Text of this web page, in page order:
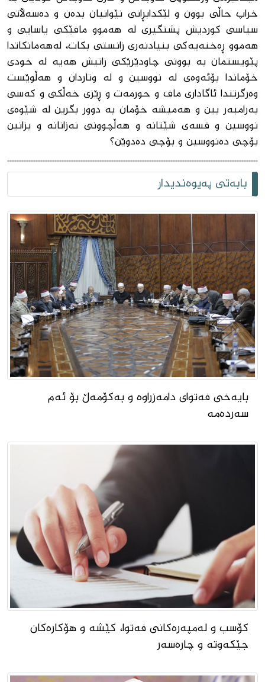
خراپ حاڵی بوون و لێکدابڕانی نێوانیان بدەن و دەسەڵاتی
سیاسی کوردیش پشتگیری لە هەموو مافێکی یاسایی و
هەموو ڕەخنەیەکی بنیادنەری زانستی بکات، لەهەمانکاتدا
پێویستمان بە بوونی چاودێرێکی زاتیش هەیە لە خودی
خۆماندا بۆئەوەی لە نووسین و لە وتاردان و هەڵوێست
وەرگرتندا ئاگاداری ماف و حورمەت و ڕێزی خەڵکی و کەسی
بەرامبەر بین و هەمیشە خۆمان بە دوور بگرین لە شێوەی
نووسین و قسەی شێتانە و هەڵچوونی نەزانانە و بزانین
بۆچی دەنووسین و بۆچی دەدوێن؟
بابەتی پەیوەندیدار
بایەخی فەتوای دامەزراوە و بەکۆمەڵ بۆ ئەم
سەردەمە
کۆسپ و لەمپەرەکانی فەتوا، کێشە و هۆکارەکان
جێکەوتە و چارەسەر